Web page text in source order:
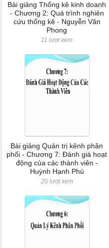
Bài giảng Thống kê kinh doanh
- Chương 2: Quá trình nghiên
cứu thống kê - Nguyễn Văn
Phong
11 lượt xem
Bài giảng Quản trị kênh phân
phối - Chương 7: Đánh giá hoạt
động của các thành viên -
Huỳnh Hạnh Phú
20 lượt xem